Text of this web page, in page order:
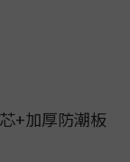
+加厚防潮板